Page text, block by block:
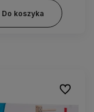
Do koszyka
Do